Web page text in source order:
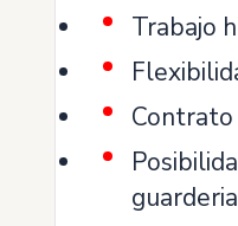
Trabajo
Contrato